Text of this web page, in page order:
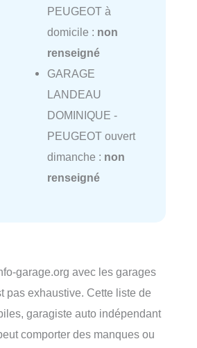
PEUGEOT à
domicile : non
renseigné
GARAGE
LANDEAU
DOMINIQUE -
PEUGEOT ouvert
dimanche : non
renseigné
garage.org avec les garages
pas exhaustive. Cette liste de
garagiste auto indépendant
comporter des manques ou